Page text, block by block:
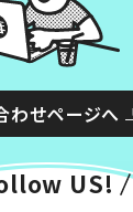
わせページへ
US!